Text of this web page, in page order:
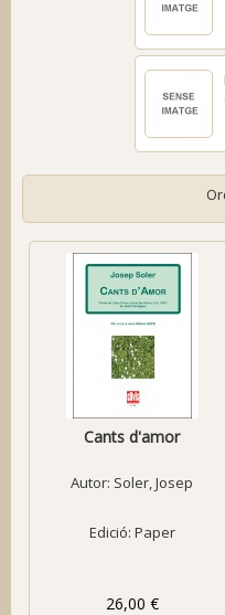
Cants d'amor
Autor: Soler, Josep
Edició: Paper
26,00 €